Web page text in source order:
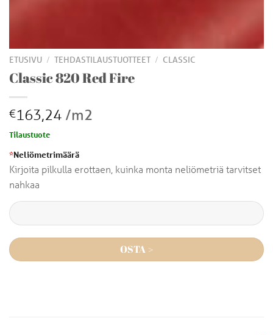
ETUSIVU / TEHDASTILAUSTUOTTEET / CLASSIC
Classic 820 Red Fire
€163,24 /m2
Tilaustuote
*Neliömetrimäärä
Kirjoita pilkulla erottaen, kuinka monta neliömetriä tarvitset
nahkaa
OSTA >